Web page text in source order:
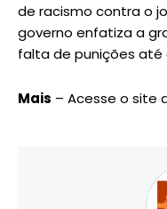
de racismo contra o
governo enfatiza a
falta de punições até
Mais – Acesse o site